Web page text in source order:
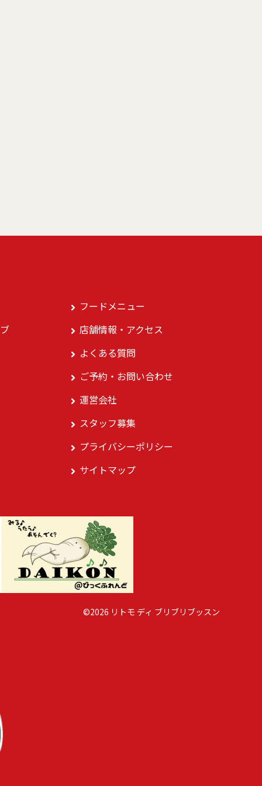
フードメニュー
店舗情報・アクセス
よくある質問
ご予約・お問い合わせ
運営会社
スタッフ募集
プライバシーポリシー
サイトマップ
©2026 リトモ ディ ブリブリブッスン